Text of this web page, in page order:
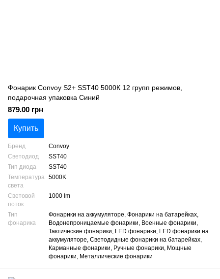
Фонарик Convoy S2+ SST40 5000К 12 групп режимов,
подарочная упаковка Синий
879.00 грн
Купить
Бренд
Convoy
Светодиод
SST40
Тип диода
SST40
Температура
света
5000K
Световой
поток
1000 lm
Тип
фонарика
Фонарики на аккумуляторе, Фонарики на батарейках,
Водонепроницаемые фонарики, Военные фонарики,
Тактические фонарики, LED фонарики, LED фонарики на
аккумуляторе, Светодидные фонарики на батарейках,
Карманные фонарики, Ручные фонарики, Мощные
фонарики, Металлические фонарики